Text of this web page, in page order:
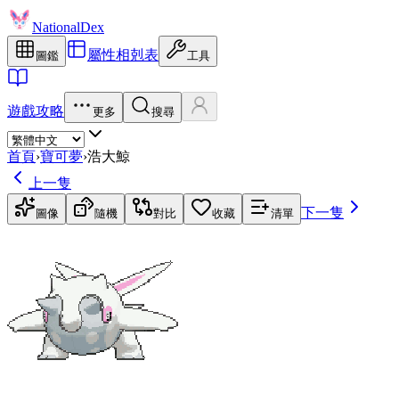
NationalDex
圖鑑 屬性相剋表 工具
遊戲攻略 更多 搜尋
首頁›寶可夢›浩大鯨
上一隻
圖像 隨機 對比 收藏 清單 下一隻